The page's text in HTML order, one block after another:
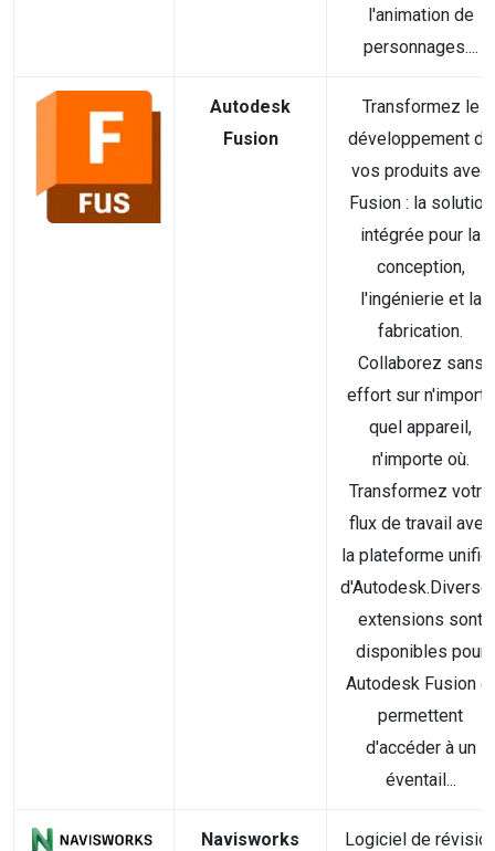
l'animation de
personnages....
Autodesk
Fusion
Transformez le
développement de
vos produits avec
Fusion : la solution
intégrée pour la
conception,
l'ingénierie et la
fabrication.
Collaborez sans
effort sur n'importe
quel appareil,
n'importe où.
Transformez votre
flux de travail avec
la plateforme
extensions sont
disponibles pour
Autodesk Fusion et
permettent
d'accéder à un
éventail...
Navisworks
Logiciel de